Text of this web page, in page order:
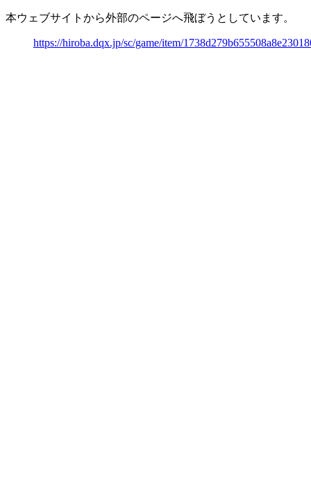
本ウェブサイトから外部のページへ飛ぼうとしています。
https://hiroba.dqx.jp/sc/game/item/